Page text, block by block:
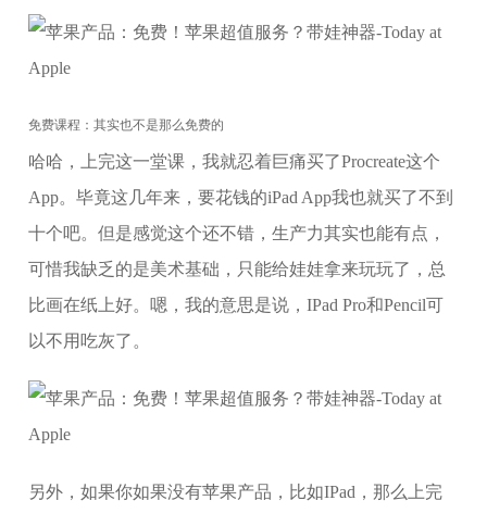
免费课程：其实也不是那么免费的
哈哈，上完这一堂课，我就忍着巨痛买了Procreate这个
App。毕竟这几年来，要花钱的iPad App我也就买了不到
十个吧。但是感觉这个还不错，生产力其实也能有点，
可惜我缺乏的是美术基础，只能给娃娃拿来玩玩了，总
比画在纸上好。嗯，我的意思是说，IPad Pro和Pencil可
以不用吃灰了。
另外，如果你如果没有苹果产品，比如IPad，那么上完